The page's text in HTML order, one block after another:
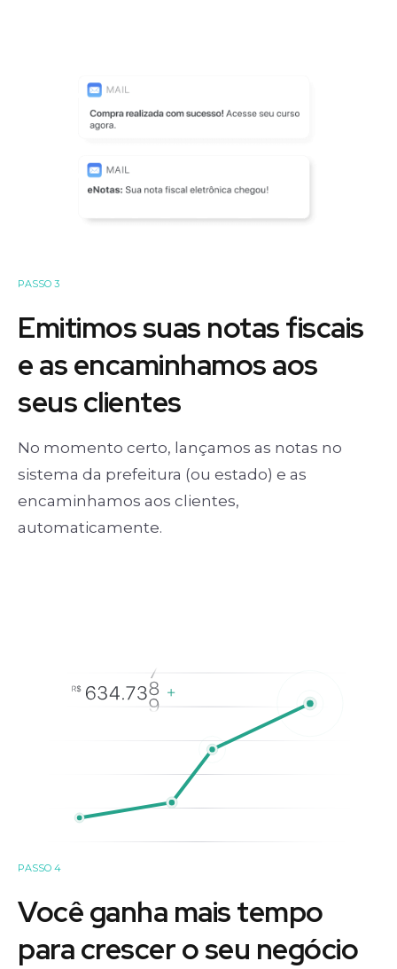
PASSO 3
Emitimos suas notas fiscais
e as encaminhamos aos
seus clientes
No momento certo, lançamos as notas no
sistema da prefeitura (ou estado) e as
encaminhamos aos clientes,
automaticamente.
PASSO 4
Você ganha mais tempo
para crescer o seu negócio